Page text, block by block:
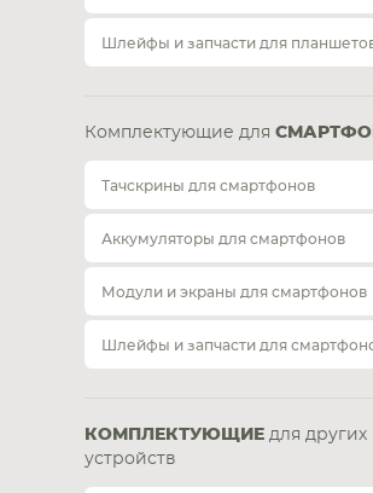
Шлейфы и запчасти для
Комплектующие для
Тачскрины для смартфонов
Аккумуляторы для смартфонов
Модули и экраны для смартфонов
Шлейфы и запчасти для
КОМПЛЕКТУЮЩИЕ для других
устройств